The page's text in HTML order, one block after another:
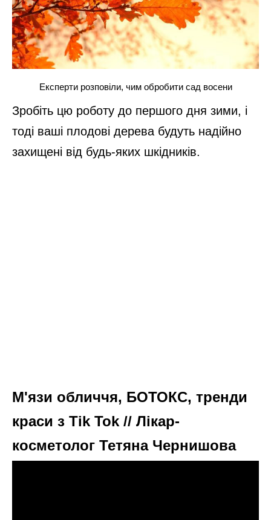
Експерти розповіли, чим обробити сад восени
Зробіть цю роботу до першого дня зими, і
тоді ваші плодові дерева будуть надійно
захищені від будь-яких шкідників.
М'язи обличчя, БОТОКС, тренди
краси з Tik Tok // Лікар-
косметолог Тетяна Чернишова